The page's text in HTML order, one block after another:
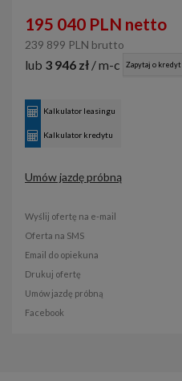
195 040 PLN netto
239 899 PLN brutto
lub 3 946 zł / m-c Zapytaj o kredyt
Kalkulator leasingu
Kalkulator kredytu
Umów jazdę próbną
Wyślij ofertę na e-mail
Oferta na SMS
Email do opiekuna
Drukuj ofertę
Umów jazdę próbną
Facebook